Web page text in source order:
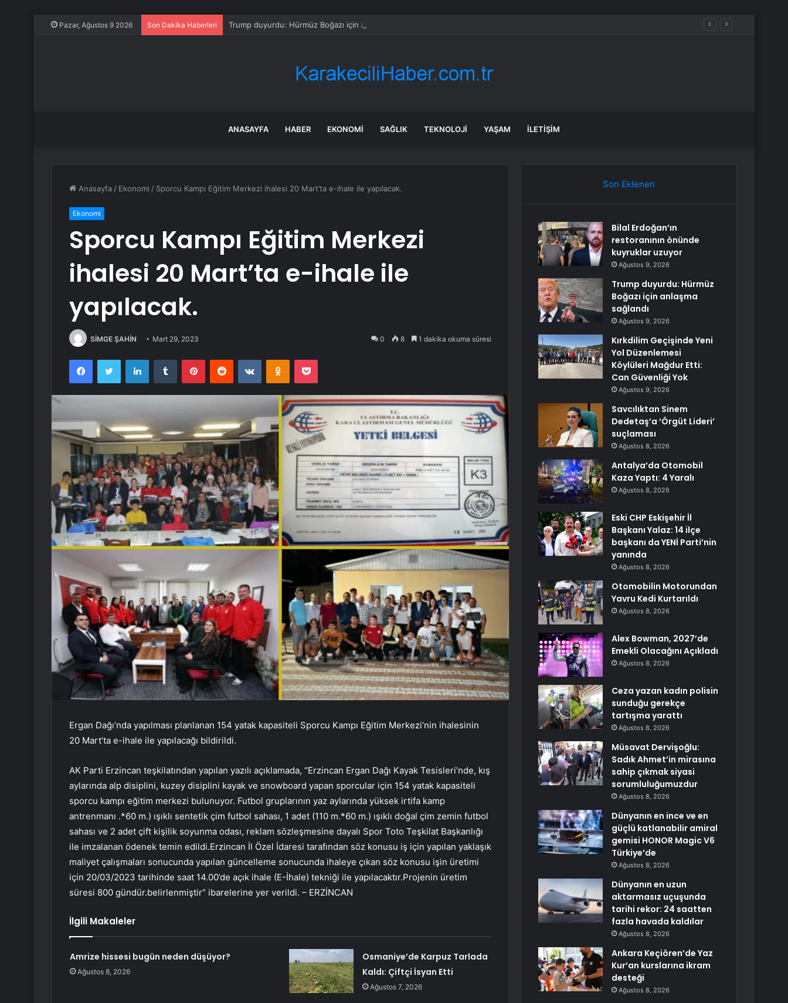
Pazar, Ağustos 9 2026 Son Dakika Haberleri Trump duyurdu: Hürmüz Boğazı için anlaşma sağlandı
ANASAYFA HABER EKONOMI SAĞLIK TEKNOLOJI YAŞAM İLETIŞIM
Anasayfa / Ekonomi / Sporcu Kampı Eğitim Merkezi ihalesi 20 Mart’ta e-ihale ile yapılacak.
Ekonomi
Sporcu Kampı Eğitim Merkezi
ihalesi 20 Mart’ta e-ihale ile
yapılacak.
SİMGE ŞAHİN Mart 29, 2023 0 8 1 dakika okuma süresi
FacebookTwitter LinkedInTumblr PinterestReddit VKontakteOdnoklassniki
Pocket
Ergan Dağı’nda yapılması planlanan 154 yatak kapasiteli Sporcu Kampı Eğitim Merkezi’nin ihalesinin
20 Mart’ta e-ihale ile yapılacağı bildirildi.
AK Parti Erzincan teşkilatından yapılan yazılı açıklamada, “Erzincan Ergan Dağı Kayak Tesisleri’nde, kış
aylarında alp disiplini, kuzey disiplini kayak ve snowboard yapan sporcular için 154 yatak kapasiteli
sporcu kampı eğitim merkezi bulunuyor. Futbol gruplarının yaz aylarında yüksek irtifa kamp
antrenmanı .*60 m.) ışıklı sentetik çim futbol sahası, 1 adet (110 m.*60 m.) ışıklı doğal çim zemin futbol
sahası ve 2 adet çift kişilik soyunma odası, reklam sözleşmesine dayalı Spor Toto Teşkilat Başkanlığı
ile imzalanan ödenek temin edildi.Erzincan İl Özel İdaresi tarafından söz konusu iş için yapılan yaklaşık
maliyet çalışmaları sonucunda yapılan güncelleme sonucunda ihaleye çıkan söz konusu işin üretimi
için 20/03/2023 tarihinde saat 14.00’de açık ihale (E-İhale) tekniği ile yapılacaktır.Projenin üretim
süresi 800 gündür.belirlenmiştir” ibarelerine yer verildi. – ERZİNCAN
İlgili Makaleler
Amrize hissesi bugün neden düşüyor?
Ağustos 8, 2026
Osmaniye’de Karpuz Tarlada
Kaldı: Çiftçi İsyan Etti
Ağustos 7, 2026
Son Eklenen
Bilal Erdoğan’ın
restoranının önünde
kuyruklar uzuyor
Ağustos 9, 2026
Trump duyurdu: Hürmüz
Boğazı için anlaşma
sağlandı
Ağustos 9, 2026
Kırkdilim Geçişinde Yeni
Yol Düzenlemesi
Köylüleri Mağdur Etti:
Can Güvenliği Yok
Ağustos 9, 2026
Savcılıktan Sinem
Dedetaş’a ‘Örgüt Lideri’
suçlaması
Ağustos 8, 2026
Antalya’da Otomobil
Kaza Yaptı: 4 Yaralı
Ağustos 8, 2026
Eski CHP Eskişehir İl
Başkanı Yalaz: 14 ilçe
başkanı da YENİ Parti’nin
yanında
Ağustos 8, 2026
Otomobilin Motorundan
Yavru Kedi Kurtarıldı
Ağustos 8, 2026
Alex Bowman, 2027’de
Emekli Olacağını Açıkladı
Ağustos 8, 2026
Ceza yazan kadın polisin
sunduğu gerekçe
tartışma yarattı
Ağustos 8, 2026
Müsavat Dervişoğlu:
Sadık Ahmet’in mirasına
sahip çıkmak siyasi
sorumluluğumuzdur
Ağustos 8, 2026
Dünyanın en ince ve en
güçlü katlanabilir amiral
gemisi HONOR Magic V6
Türkiye’de
Ağustos 8, 2026
Dünyanın en uzun
aktarmasız uçuşunda
tarihi rekor: 24 saatten
fazla havada kaldılar
Ağustos 8, 2026
Ankara Keçiören’de Yaz
Kur’an kurslarına ikram
desteği
Ağustos 8, 2026